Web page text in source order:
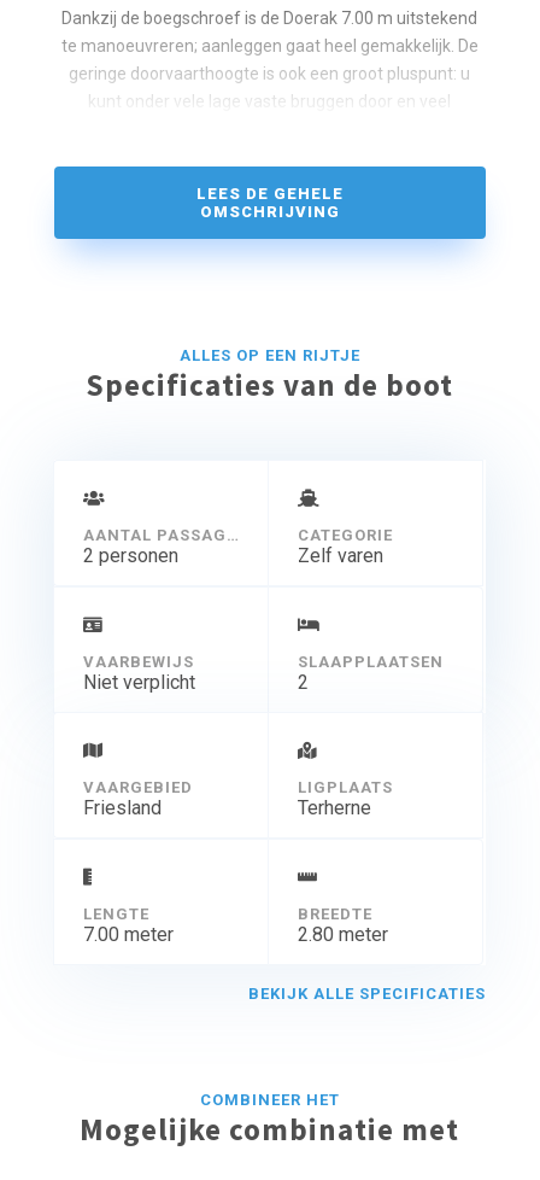
Dankzij de boegschroef is de Doerak 7.00 m uitstekend
te manoeuvreren; aanleggen gaat heel gemakkelijk. De
geringe doorvaarthoogte is ook een groot pluspunt: u
kunt onder vele lage vaste bruggen door en veel
toegang tot regio’s waar velen niet kunnen komen.
Een doerak is ook uitermate geschikt voor het varen van
de fraaie Friese elfstedenroute.
Bij de doerak 7.00 kunnen van de zitbanken twee
slaapplaatsen gemaakt worden. Voor in de punt is
geheel of gedeeltelijk afgehaald worden.
LEES DE GEHELE
OMSCHRIJVING
ALLES OP EEN RIJTJE
Specificaties van de boot
AANTAL PASSAGIERS
2 personen
CATEGORIE
Zelf varen
VAARBEWIJS
Niet verplicht
SLAAPPLAATSEN
2
VAARGEBIED
Friesland
LIGPLAATS
Terherne
LENGTE
7.00 meter
BREEDTE
2.80 meter
BEKIJK ALLE SPECIFICATIES
COMBINEER HET
Mogelijke combinatie met